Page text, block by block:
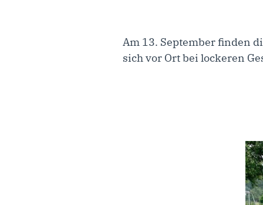
Am 13. September finden
sich vor Ort bei lockeren